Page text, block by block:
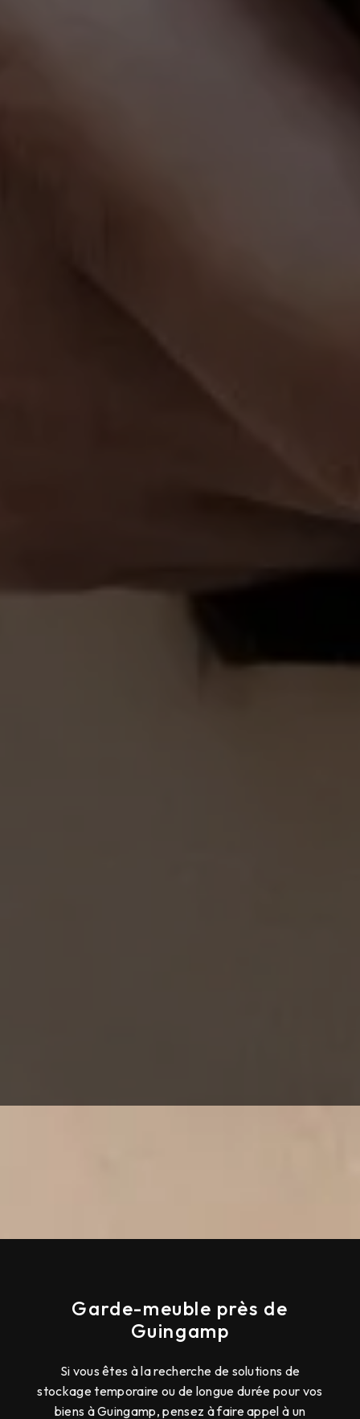
Garde-meuble près de
Guingamp
Si vous êtes à la recherche de solutions de
stockage temporaire ou de longue durée pour vos
biens à Guingamp, pensez à faire appel à un